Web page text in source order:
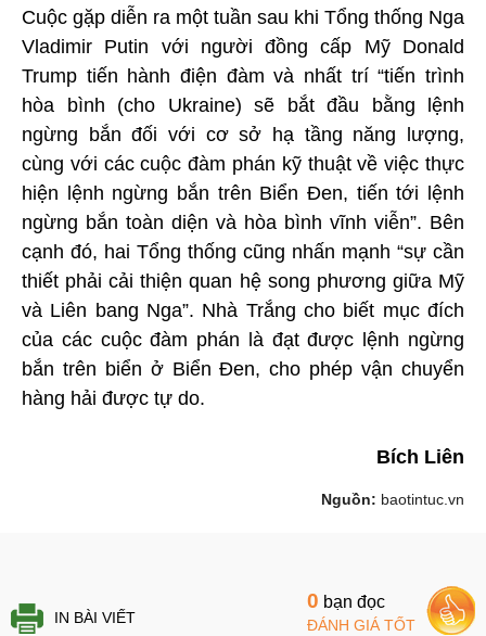
Cuộc gặp diễn ra một tuần sau khi Tổng thống Nga
Vladimir Putin với người đồng cấp Mỹ Donald
Trump tiến hành điện đàm và nhất trí “tiến trình
hòa bình (cho Ukraine) sẽ bắt đầu bằng lệnh
ngừng bắn đối với cơ sở hạ tầng năng lượng,
cùng với các cuộc đàm phán kỹ thuật về việc thực
hiện lệnh ngừng bắn trên Biển Đen, tiến tới lệnh
ngừng bắn toàn diện và hòa bình vĩnh viễn”. Bên
cạnh đó, hai Tổng thống cũng nhấn mạnh “sự cần
thiết phải cải thiện quan hệ song phương giữa Mỹ
và Liên bang Nga”. Nhà Trắng cho biết mục đích
của các cuộc đàm phán là đạt được lệnh ngừng
bắn trên biển ở Biển Đen, cho phép vận chuyển
hàng hải được tự do.
Bích Liên
Nguồn: baotintuc.vn
IN BÀI VIẾT
0 bạn đọc
ĐÁNH GIÁ TỐT